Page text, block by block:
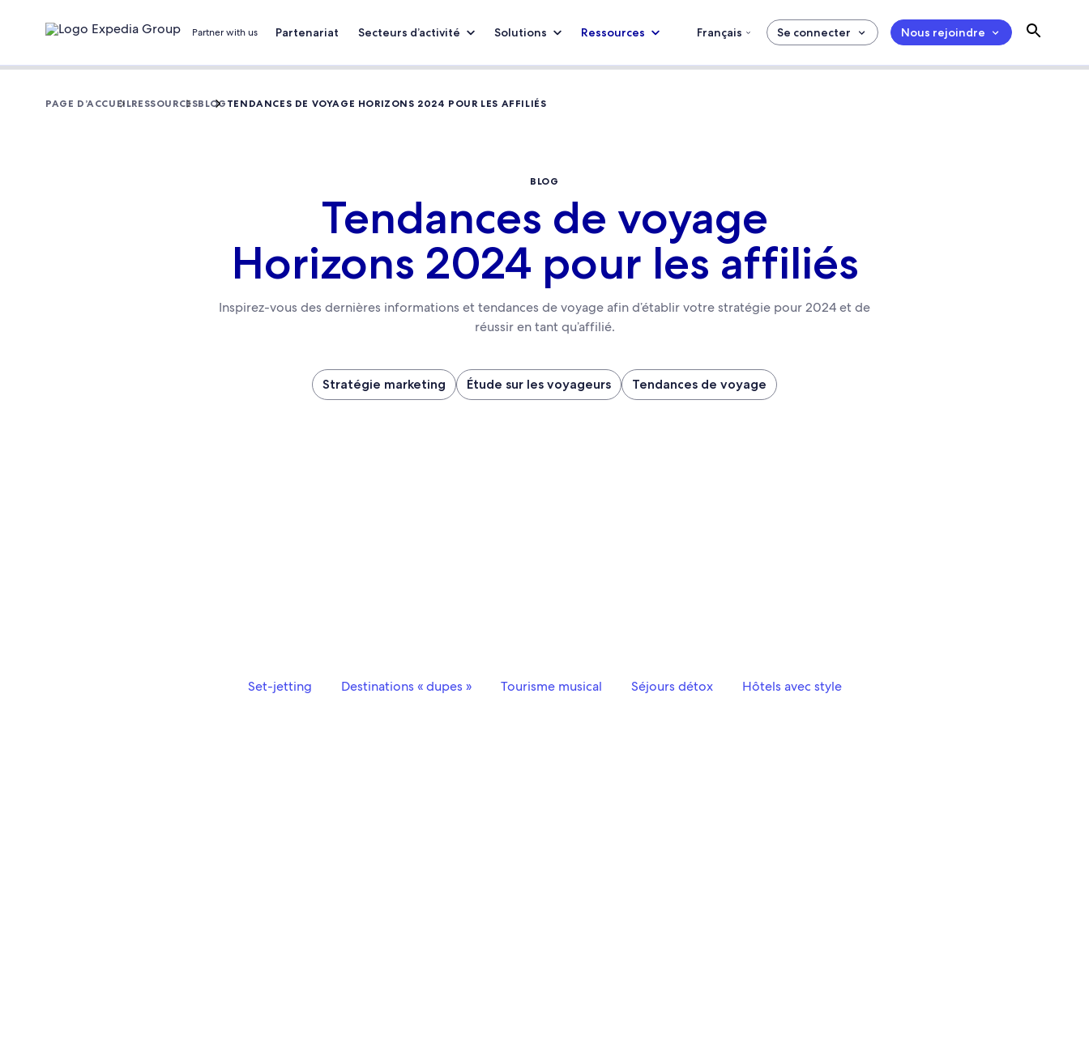
Partner with us Partenariat Secteurs d’activité Solutions Ressources Français Se connecter Nous rejoindre
PAGE D’ACCUEILRESSOURCESBLOG TENDANCES DE VOYAGE HORIZONS 2024 POUR LES AFFILIÉS
BLOG
Tendances de voyage
Horizons 2024 pour les affiliés
Inspirez-vous des dernières informations et tendances de voyage afin d’établir votre stratégie pour 2024 et de
réussir en tant qu’affilié.
Stratégie marketing Étude sur les voyageurs Tendances de voyage
Set-jetting Destinations « dupes » Tourisme musical Séjours détox Hôtels avec style